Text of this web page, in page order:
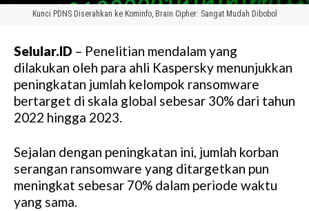
Kunci PDNS Diserahkan ke Kominfo, Brain Cipher: Sangat Mudah Dibobol
Selular.ID – Penelitian mendalam yang
dilakukan oleh para ahli Kaspersky menunjukkan
peningkatan jumlah kelompok ransomware
bertarget di skala global sebesar 30% dari tahun
2022 hingga 2023.
Sejalan dengan peningkatan ini, jumlah korban
serangan ransomware yang ditargetkan pun
meningkat sebesar 70% dalam periode waktu
yang sama.